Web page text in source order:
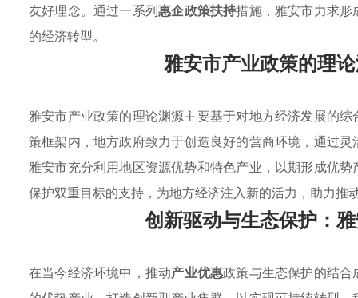
友好理念。通过一系列惠企政策扶持措施，雅安市力求
的经济转型。
雅安市产业政策的理
雅安市产业政策的理论渊源主要基于对地方经济发展的综
策框架内，地方政府致力于创造良好的营商环境，通过灵
雅安市充分利用地区资源优势和特色产业，以期形成优
保护双重目标的支持，为地方经济注入新的活力，助力推
创新驱动与生态保护：
在当今经济环境中，推动产业优惠政策与生态保护的结